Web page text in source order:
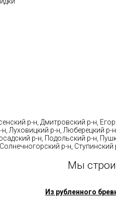
р-н, Дмитровский р-н,
Луховицкий р-н, Люберецкий
р-н, Подольский р-н,
Солнечногорский р-н,
Мы
Из рубленного